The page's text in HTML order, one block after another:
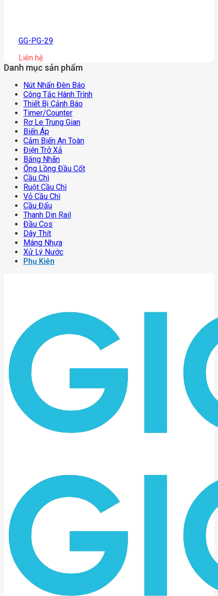
GG-PG-29
Liên hệ
Danh mục sản phẩm
Nút Nhấn Đèn Báo
Công Tắc Hành Trình
Thiết Bị Cảnh Báo
Timer/counter
Rơ Le Trung Gian
Biến Áp
Cảm Biến An Toàn
Điện Trở Xả
Băng Nhãn
Ống Lồng Đầu Cốt
Cầu Chì
Ruột Cầu Chì
Vỏ Cầu Chì
Cầu Đấu
Thanh Din Rail
Đầu Cos
Dây Thít
Máng Nhựa
Xử Lý Nước
Phụ Kiện